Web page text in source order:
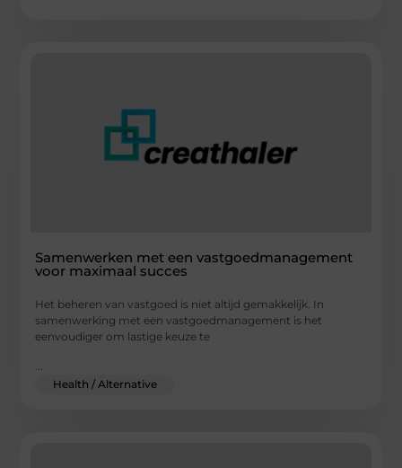
Samenwerken met een vastgoedmanagement
voor maximaal succes
Het beheren van vastgoed is niet altijd gemakkelijk. In
samenwerking met een vastgoedmanagement is het
eenvoudiger om lastige keuze te
Health / Alternative